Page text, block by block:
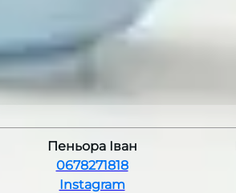
Пеньора Іван
0678271818
Instagram